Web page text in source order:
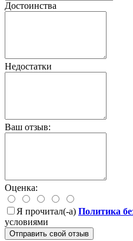
Достоинства
Недостатки
Ваш отзыв:
Оценка:
Я прочитал(-а) Политика
условиями
Отправить свой отзыв